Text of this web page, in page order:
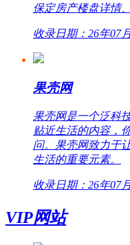
保定房产楼盘详情
收录日期：26年07
果壳网
果壳网是一个泛科
贴近生活的内容，
问。果壳网致力于
生活的重要元素。
收录日期：26年07
VIP网站